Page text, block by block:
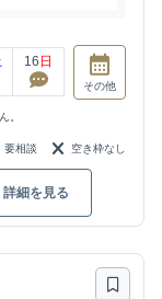
16 日
その他
。
要相談 空き枠なし
詳細を見る